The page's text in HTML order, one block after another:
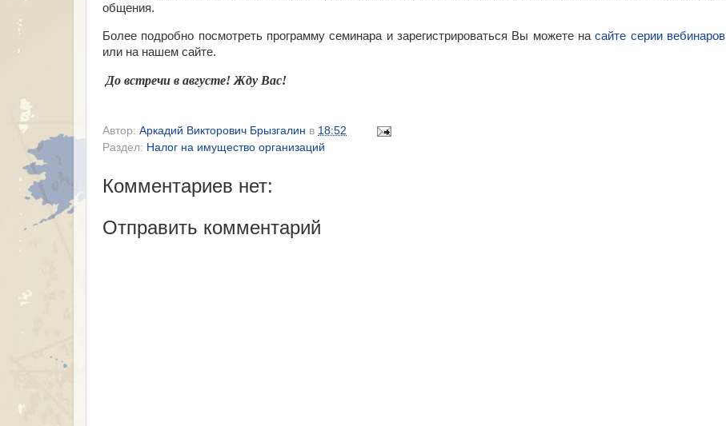
общения.
Более подробно посмотреть программу семинара и зарегистрироваться Вы можете насайте серии вебинаров
или на нашем сайте.
До встречи в августе! Жду Вас!
Автор: Аркадий Викторович Брызгалин в 18:52
Раздел: Налог на имущество организаций
Комментариев нет:
Отправить комментарий